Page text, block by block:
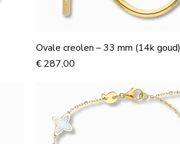
Ovale creolen – 33 mm (14k goud)
Prijs
€ 287,00